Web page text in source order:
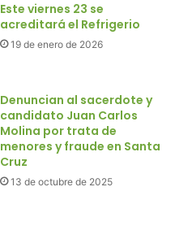
Este viernes 23 se
acreditará el Refrigerio
19 de enero de 2026
Denuncian al sacerdote y
candidato Juan Carlos
Molina por trata de
menores y fraude en Santa
Cruz
13 de octubre de 2025